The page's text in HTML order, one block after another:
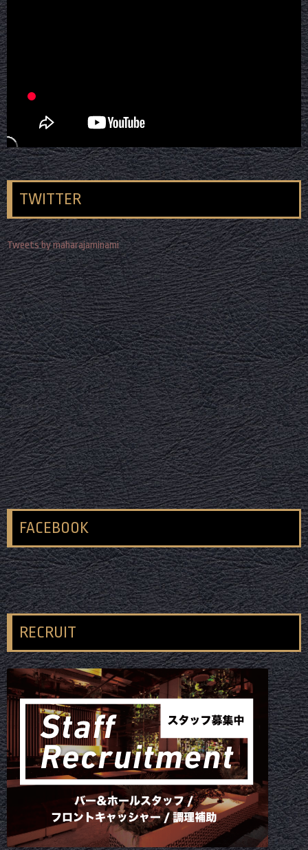
TWITTER
Tweets by maharajaminami
FACEBOOK
RECRUIT